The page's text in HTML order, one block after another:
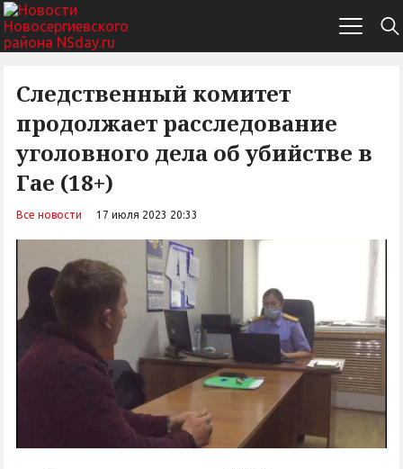
Следственный комитет
продолжает расследование
уголовного дела об убийстве в
Гае (18+)
Все новости 17 июля 2023 20:33